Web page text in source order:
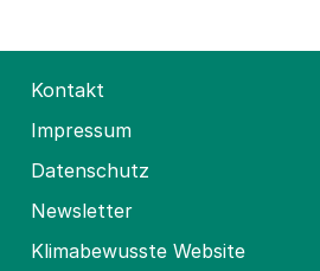
Kontakt
Impressum
Datenschutz
Newsletter
Klimabewusste Website